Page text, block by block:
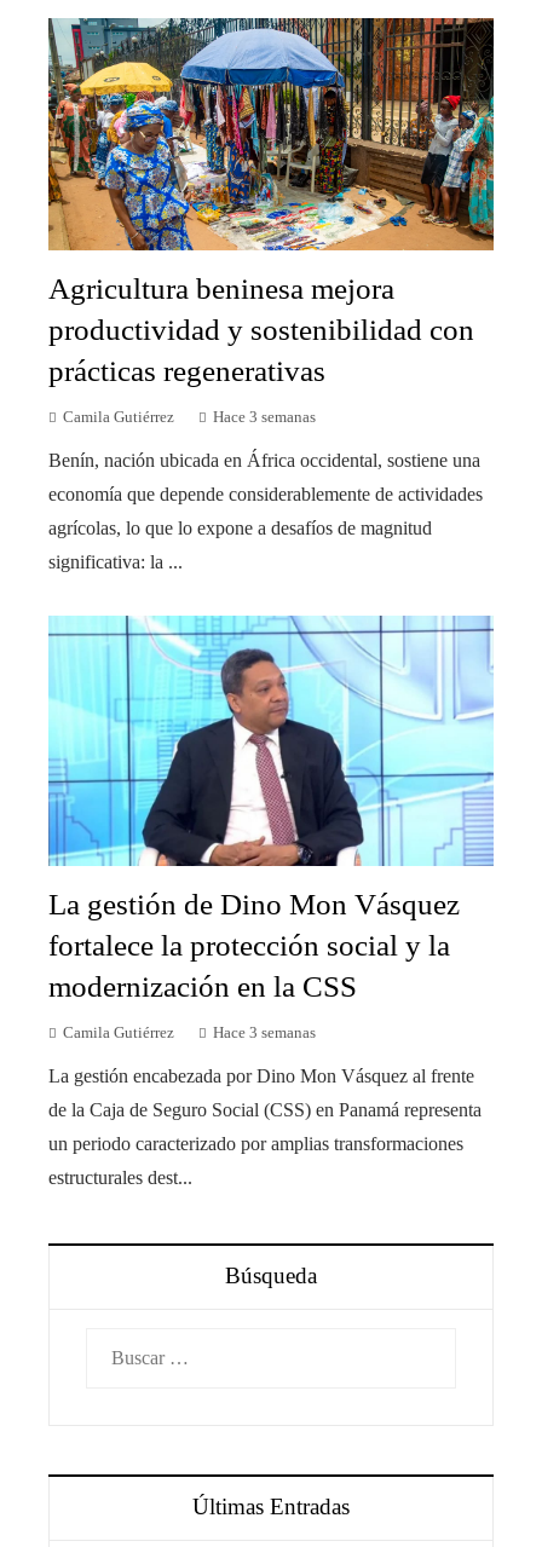
Agricultura beninesa mejora
productividad y sostenibilidad con
prácticas regenerativas
Camila Gutiérrez Hace 3 semanas
Benín, nación ubicada en África occidental, sostiene una
economía que depende considerablemente de actividades
agrícolas, lo que lo expone a desafíos de magnitud
significativa: la ...
La gestión de Dino Mon Vásquez
fortalece la protección social y la
modernización en la CSS
Camila Gutiérrez Hace 3 semanas
La gestión encabezada por Dino Mon Vásquez al frente
de la Caja de Seguro Social (CSS) en Panamá representa
un periodo caracterizado por amplias transformaciones
estructurales dest...
Búsqueda
Últimas Entradas